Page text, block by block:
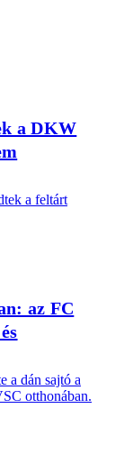
a DKW
a feltárt
az FC
a dán sajtó a
otthonában.